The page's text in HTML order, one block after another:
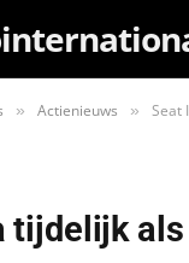
» Actienieuws » Seat
tijdelijk